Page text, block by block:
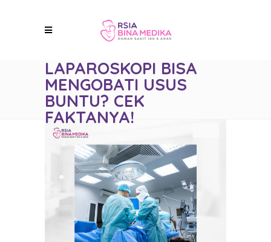
LAPAROSKOPI BISA
MENGOBATI USUS
BUNTU? CEK
FAKTANYA!